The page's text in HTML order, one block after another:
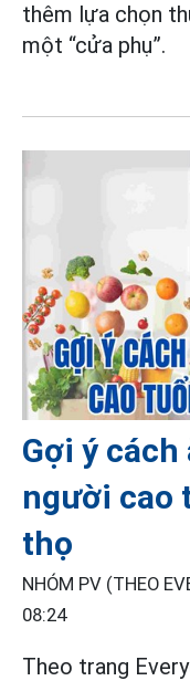
thêm lựa chọn
một “cửa phụ”.
Gợi ý
người cao
thọ
NHÓM PV (THEO
08:24
Theo trang